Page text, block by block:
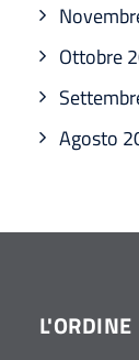
Ottobre
Agosto
L'ORDINE